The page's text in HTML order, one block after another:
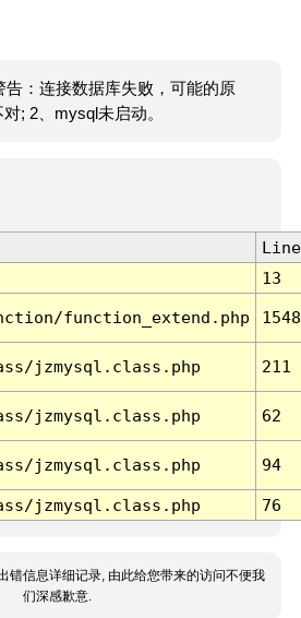
告：连接数据库失败，可能的原
; 2、mysql未启动。
Line
13
function_extend.php 1548
jzmysql.class.php 211
jzmysql.class.php 62
jzmysql.class.php 94
jzmysql.class.php 76
错信息详细记录, 由此给您带来的访问不便我
们深感歉意.